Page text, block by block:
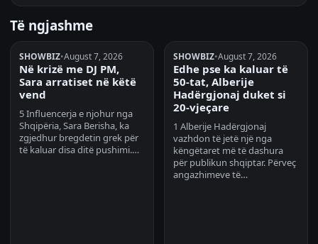
Të ngjashme
SHOWBIZ•August 7, 2026
Në krizë me DJ PM,
Sara arratiset në këtë
vend
5 Influencerja e njohur nga
Shqipëria, Sara Berisha, ka
zgjedhur bregdetin grek për
të kaluar disa ditë pushimi.…
SHOWBIZ•August 7, 2026
Edhe pse ka kaluar të
50-tat, Alberije
Hadërgjonaj duket si
20-vjeçare
1 Alberije Hadërgjonaj
vazhdon të jetë një nga
këngëtaret më të dashura
për publikun shqiptar. Përveç
angazhimeve të…